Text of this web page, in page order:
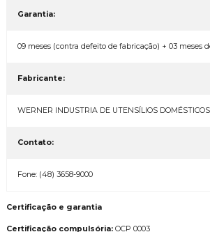
Garantia:
09 meses (contra defeito de fabricação) + 03 meses
Fabricante:
WERNER INDUSTRIA DE UTENSÍLIOS
Contato:
Fone: (48) 3658-9000
Certificação e garantia
Certificação compulsória:OCP 0003